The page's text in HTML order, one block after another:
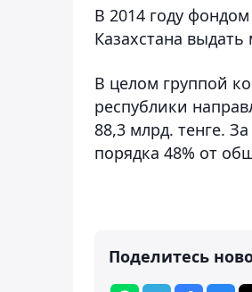
В 2014 году
Казахстана
В целом группой
республики
88,3 млрд. тенге.
порядка 48% от
Поделитесь